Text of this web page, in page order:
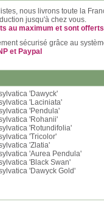
nous livrons toute la
jusqu'à chez vous.
au maximum et sont
sécurisé grâce au
et Paypal
'Dawyck'
'Laciniata'
'Pendula'
'Rohanii'
'Rotundifolia'
'Tricolor'
'Zlatia'
'Aurea Pendula'
'Black Swan'
'Dawyck Gold'